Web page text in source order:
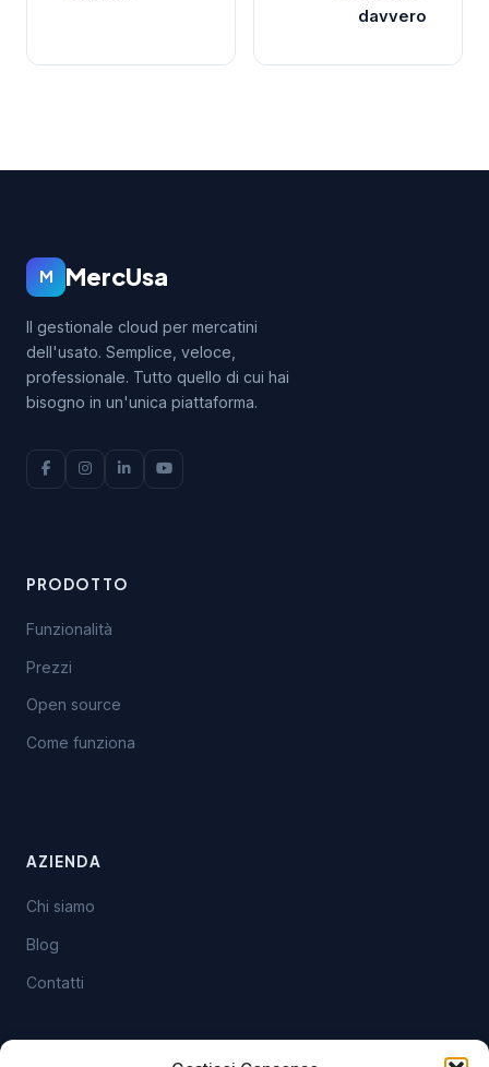
davvero
M MercUsa
Il gestionale cloud per mercatini
dell'usato. Semplice, veloce,
professionale. Tutto quello di cui hai
bisogno in un'unica piattaforma.
PRODOTTO
Funzionalità
Prezzi
Open source
Come funziona
AZIENDA
Chi siamo
Blog
Contatti